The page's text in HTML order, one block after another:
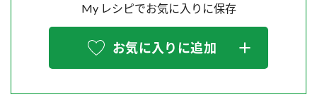
Fibee
スペシャルサイト
お酢を知ろう！
すしラボ
MIM（ミツカンミュージアム）
販売終了製品のご案内
よくあるご質問
My レシピでお気に入りに保存
お気に入りに追加